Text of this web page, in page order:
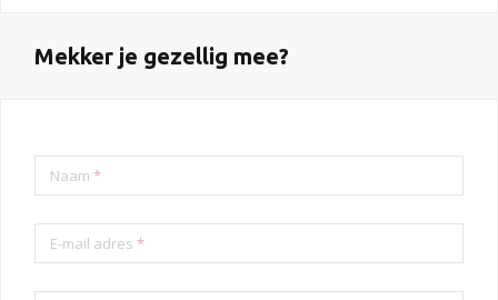
Mekker je gezellig mee?
Naam *
E-mail adres *